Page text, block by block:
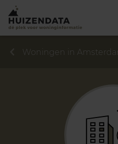
Woningen in